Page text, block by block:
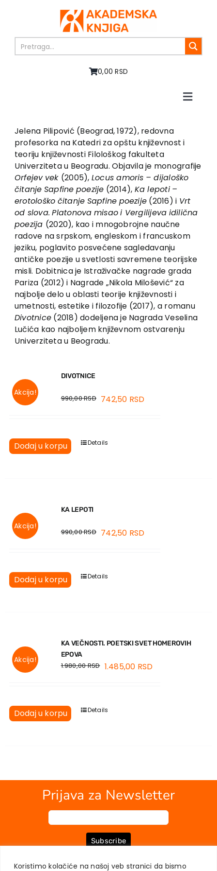
Koristimo kolačiće na našoj veb stranici da bismo
0,00 RSD
Toggle
O nama
Knjige
U pripremi
Akcija
Autori
Vesti
EU PROJEKTI
Kontakt
Jelena Pilipović (Beograd, 1972), redovna
profesorka na Katedri za opštu književnost i
teoriju književnosti Filološkog fakulteta
Univerziteta u Beogradu. Objavila je monografije
Orfejev vek (2005), Locus amoris – dijaloško
čitanje Sapfine poezije (2014), Ka lepoti –
erotološko čitanje Sapfine poezije (2016) i Vrt
od slova. Platonova misaoi Vergilijeva idilična
poezija (2020), kao i mnogobrojne naučne
radove na srpskom, engleskom i francuskom
jeziku, poglavito posvećene sagledavanju
antičke poezije u svetlosti savremene teorijske
misli. Dobitnica je Istraživačke nagrade grada
Pariza (2012) i Nagrade „Nikola Milošević“ za
najbolje delo u oblasti teorije književnosti i
umetnosti, estetike i filozofije (2017), a romanu
Divotnice (2018) dodeljena je Nagrada Veselina
Lučića kao najboljem književnom ostvarenju
Univerziteta u Beogradu.
Akcija!
DIVOTNICE
990,00RSD 742,50 RSD
Dodaj u korpu Details
Akcija!
KA LEPOTI
990,00RSD 742,50 RSD
Dodaj u korpu Details
Akcija!
KA VEČNOSTI. POETSKI SVET HOMEROVIH
EPOVA
1.980,00RSD 1.485,00 RSD
Dodaj u korpu Details
Prijava za Newsletter
Subscribe